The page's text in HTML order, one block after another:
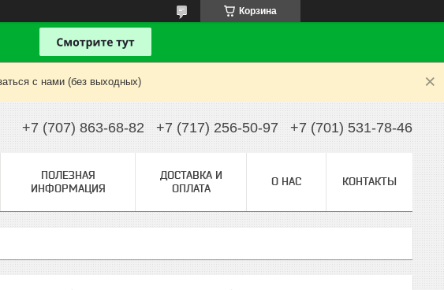
Корзина
с нами (без выходных)
+7 (707) 863-68-82 +7 (717) 256-50-97 +7 (701) 531-78-46
ПОЛЕЗНАЯ
ИНФОРМАЦИЯ
ДОСТАВКА И
ОПЛАТА
О НАС КОНТАКТЫ